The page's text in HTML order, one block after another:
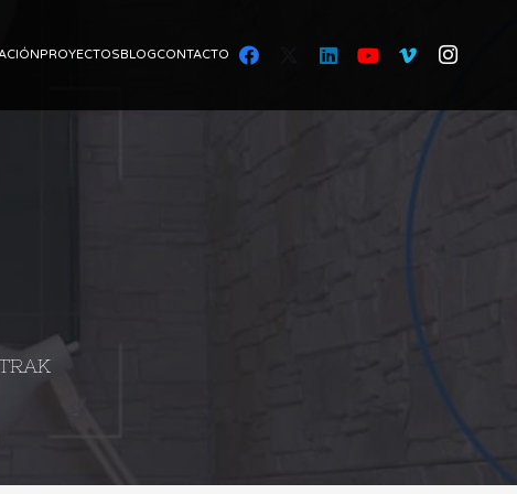
PROYECTOSBLOGCONTACTO